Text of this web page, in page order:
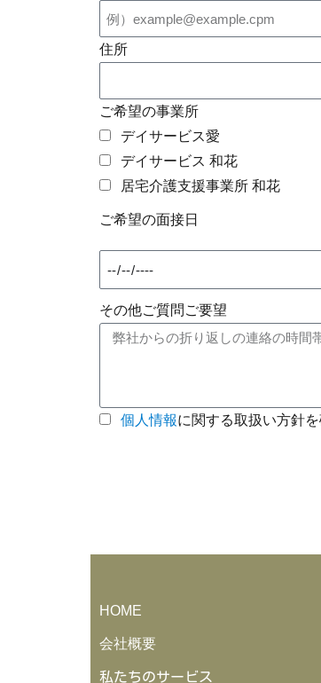
住所
ご希望の事業所
デイサービス愛
デイサービス 和花
居宅介護支援事業所 和花
ご希望の面接日
その他ご質問ご要望
個人情報に関する取扱い方針を
HOME
会社概要
私たちのサービス